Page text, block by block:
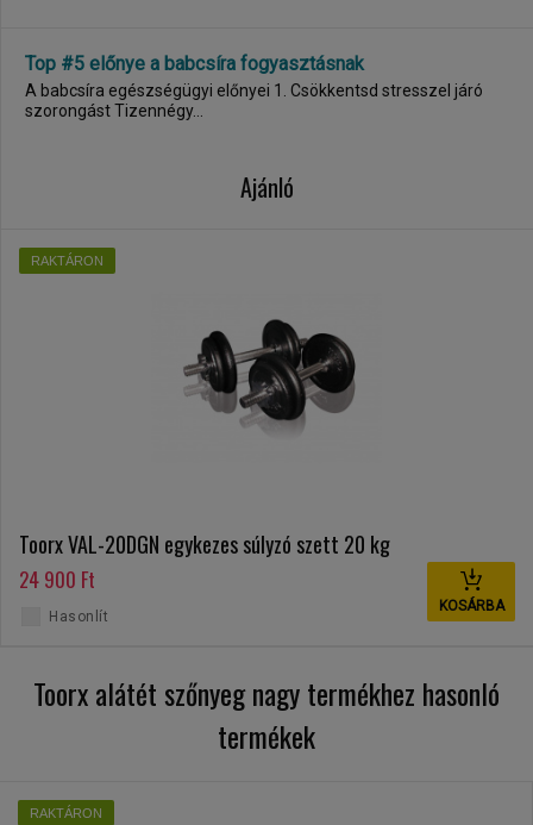
Top #5 előnye a babcsíra fogyasztásnak
A babcsíra egészségügyi előnyei 1. Csökkentsd stresszel járó
szorongást Tizennégy...
Ajánló
RAKTÁRON
Toorx VAL-20DGN egykezes súlyzó szett 20 kg
24 900 Ft
KOSÁRBA
Hasonlít
Toorx alátét szőnyeg nagy termékhez hasonló
termékek
RAKTÁRON